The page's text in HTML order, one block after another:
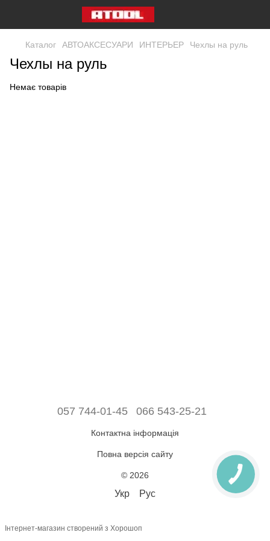
Каталог АВТОАКСЕСУАРИ ИНТЕРЬЕР Чехлы на руль
Чехлы на руль
Немає товарів
057 744-01-45 066 543-25-21
Контактна інформація
Повна версія сайту
© 2026
Укр Рус
Інтернет-магазин створений з Хорошоп